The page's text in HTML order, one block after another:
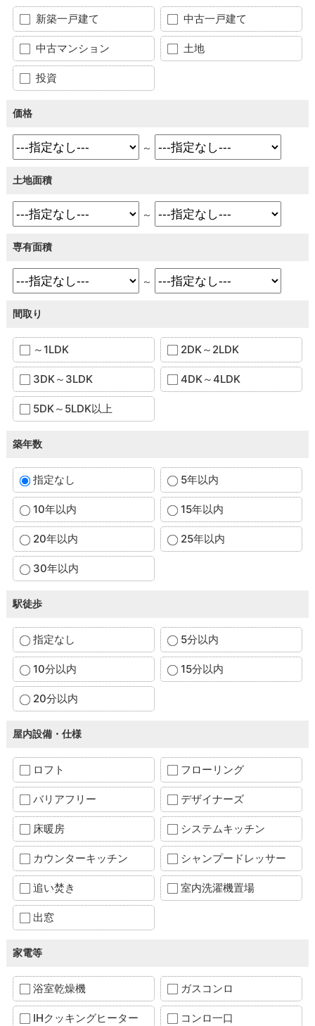
新築一戸建て 中古一戸建て
中古マンション 土地
投資
価格
～
土地面積
～
専有面積
～
間取り
～1LDK 2DK～2LDK
3DK～3LDK 4DK～4LDK
5DK～5LDK以上
築年数
指定なし 5年以内
10年以内 15年以内
20年以内 25年以内
30年以内
駅徒歩
指定なし 5分以内
10分以内 15分以内
20分以内
屋内設備・仕様
ロフト フローリング
バリアフリー デザイナーズ
床暖房 システムキッチン
カウンターキッチン シャンプードレッサー
追い焚き 室内洗濯機置場
出窓
家電等
浴室乾燥機 ガスコンロ
IHクッキングヒーター コンロ一口